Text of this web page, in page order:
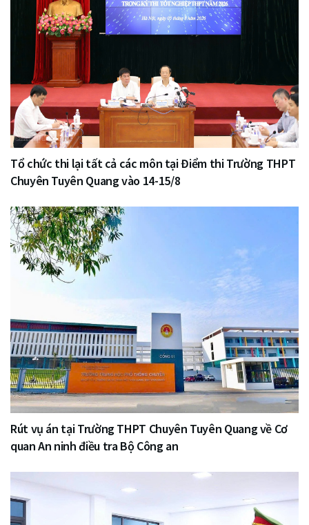
Tổ chức thi lại tất cả các môn tại Điểm thi Trường THPT
Chuyên Tuyên Quang vào 14-15/8
Rút vụ án tại Trường THPT Chuyên Tuyên Quang về Cơ
quan An ninh điều tra Bộ Công an